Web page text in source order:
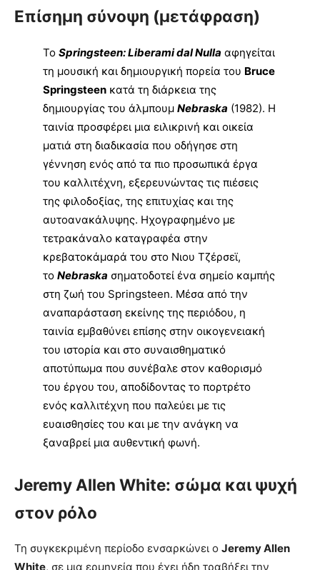
Επίσημη σύνοψη (μετάφραση)
Το Springsteen: Liberami dal Nulla αφηγείται
τη μουσική και δημιουργική πορεία του Bruce
Springsteen κατά τη διάρκεια της
δημιουργίας του άλμπουμ Nebraska (1982). Η
ταινία προσφέρει μια ειλικρινή και οικεία
ματιά στη διαδικασία που οδήγησε στη
γέννηση ενός από τα πιο προσωπικά έργα
του καλλιτέχνη, εξερευνώντας τις πιέσεις
της φιλοδοξίας, της επιτυχίας και της
αυτοανακάλυψης. Ηχογραφημένο με
τετρακάναλο καταγραφέα στην
κρεβατοκάμαρά του στο Νιου Τζέρσεϊ,
το Nebraska σηματοδοτεί ένα σημείο καμπής
στη ζωή του Springsteen. Μέσα από την
αναπαράσταση εκείνης της περιόδου, η
ταινία εμβαθύνει επίσης στην οικογενειακή
του ιστορία και στο συναισθηματικό
αποτύπωμα που συνέβαλε στον καθορισμό
του έργου του, αποδίδοντας το πορτρέτο
ενός καλλιτέχνη που παλεύει με τις
ευαισθησίες του και με την ανάγκη να
ξαναβρεί μια αυθεντική φωνή.
Jeremy Allen White: σώμα και ψυχή
στον ρόλο
Τη συγκεκριμένη περίοδο ενσαρκώνει ο Jeremy Allen
White, σε μια ερμηνεία που έχει ήδη τραβήξει την